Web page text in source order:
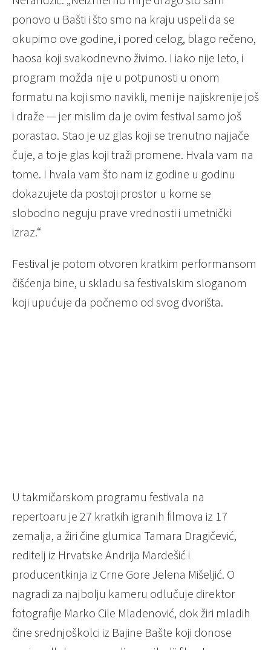
ponovo u Bašti i što smo na kraju uspeli da se
okupimo ove godine, i pored celog, blago rečeno,
haosa koji svakodnevno živimo. I iako nije leto, i
program možda nije u potpunosti u onom
formatu na koji smo navikli, meni je najiskrenije još
i draže — jer mislim da je ovim festival samo još
porastao. Stao je uz glas koji se trenutno najjače
čuje, a to je glas koji traži promene. Hvala vam na
tome. I hvala vam što nam iz godine u godinu
dokazujete da postoji prostor u kome se
slobodno neguju prave vrednosti i umetnički
izraz.“
Festival je potom otvoren kratkim performansom
čišćenja bine, u skladu sa festivalskim sloganom
koji upućuje da počnemo od svog dvorišta.
U takmičarskom programu festivala na
repertoaru je 27 kratkih igranih filmova iz 17
zemalja, a žiri čine glumica Tamara Dragičević,
reditelj iz Hrvatske Andrija Mardešić i
producentkinja iz Crne Gore Jelena Mišeljić. O
nagradi za najbolju kameru odlučuje direktor
fotografije Marko Cile Mladenović, dok žiri mladih
čine srednjoškolci iz Bajine Bašte koji donose